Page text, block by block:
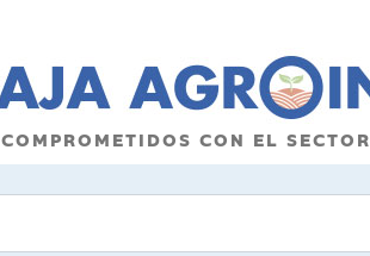
COMPROMETIDOS CON EL